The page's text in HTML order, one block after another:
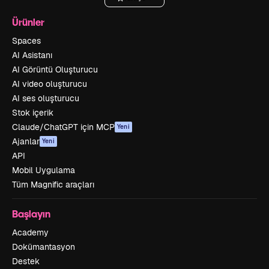
Ürünler
Spaces
AI Asistanı
AI Görüntü Oluşturucu
AI video oluşturucu
AI ses oluşturucu
Stok içerik
Claude/ChatGPT için MCP Yeni
Ajanlar Yeni
API
Mobil Uygulama
Tüm Magnific araçları
Başlayın
Academy
Dokümantasyon
Destek